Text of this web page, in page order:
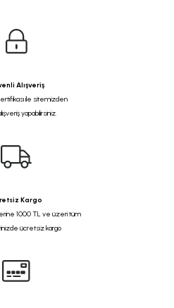
Alışveriş
ile sitemizden
yapabilirsiniz.
Kargo
1000 TL ve üzeri tüm
ücretsiz kargo